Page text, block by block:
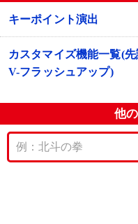
キーポイント演出
カスタマイズ機能一覧(
V-フラッシュアップ)
他